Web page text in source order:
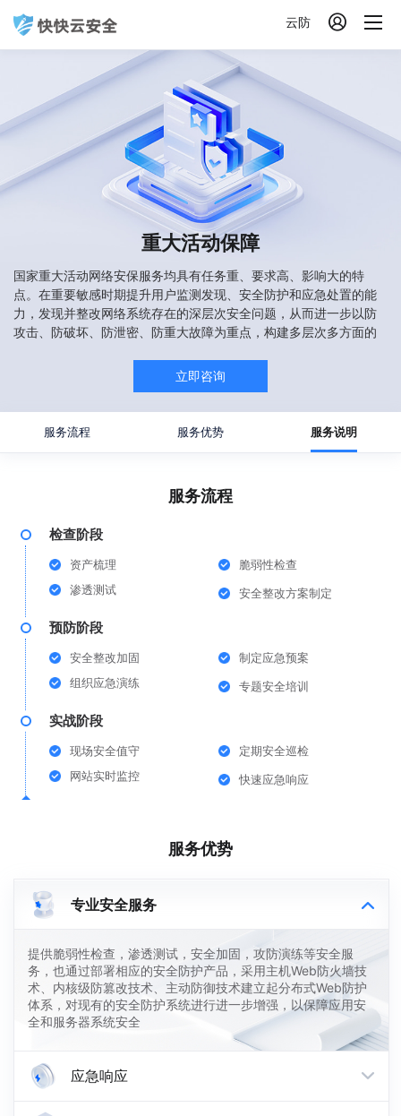
云防 
重大活动保障
国家重大活动网络安保服务均具有任务重、要求高、影响大的特
点。在重要敏感时期提升用户监测发现、安全防护和应急处置的能
力，发现并整改网络系统存在的深层次安全问题，从而进一步以防
攻击、防破坏、防泄密、防重大故障为重点，构建多层次多方面的
立即咨询
服务流程 服务优势 服务说明
服务流程
检查阶段
资产梳理
脆弱性检查
渗透测试
安全整改方案制定
预防阶段
安全整改加固
制定应急预案
组织应急演练
专题安全培训
实战阶段
现场安全值守
定期安全巡检
网站实时监控
快速应急响应
服务优势
专业安全服务 
提供脆弱性检查，渗透测试，安全加固，攻防演练等安全服
务，也通过部署相应的安全防护产品，采用主机Web防火墙技
术、内核级防篡改技术、主动防御技术建立起分布式Web防护
体系，对现有的安全防护系统进行进一步增强，以保障应用安
全和服务器系统安全
应急响应 